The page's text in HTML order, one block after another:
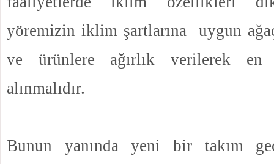
yöremizin iklim şartlarına uygun
ve ürünlere ağırlık verilerek en
alınmalıdır.
Bunun yanında yeni bir takım